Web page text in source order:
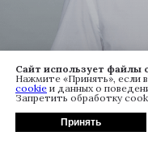
ART-директор,
Эксперт в сфере
сценической речи
Сайт использует файлы
Нажмите «Принять», если
cookie и данных о
Запретить обработку
Принять